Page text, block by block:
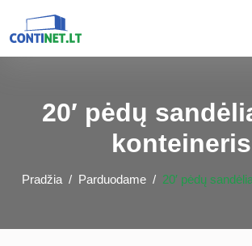
20′ pėdų
konteineris
Pradžia Parduodame 20′ pėdų